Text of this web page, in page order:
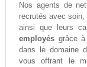
Nos agents de
recrutés avec soin,
ainsi que leurs
employésgrâce à
dans le domaine
vous offrant le